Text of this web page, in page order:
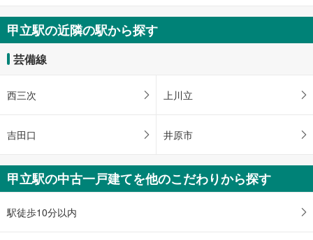
を
受
け
取
・
件
イ
ペ
ー
ジ
甲立駅の近隣の駅から探す
芸備線
西三次 上川立
吉田口 井原市
甲立駅の中古一戸建てを他のこだわりから探す
駅徒歩10分以内